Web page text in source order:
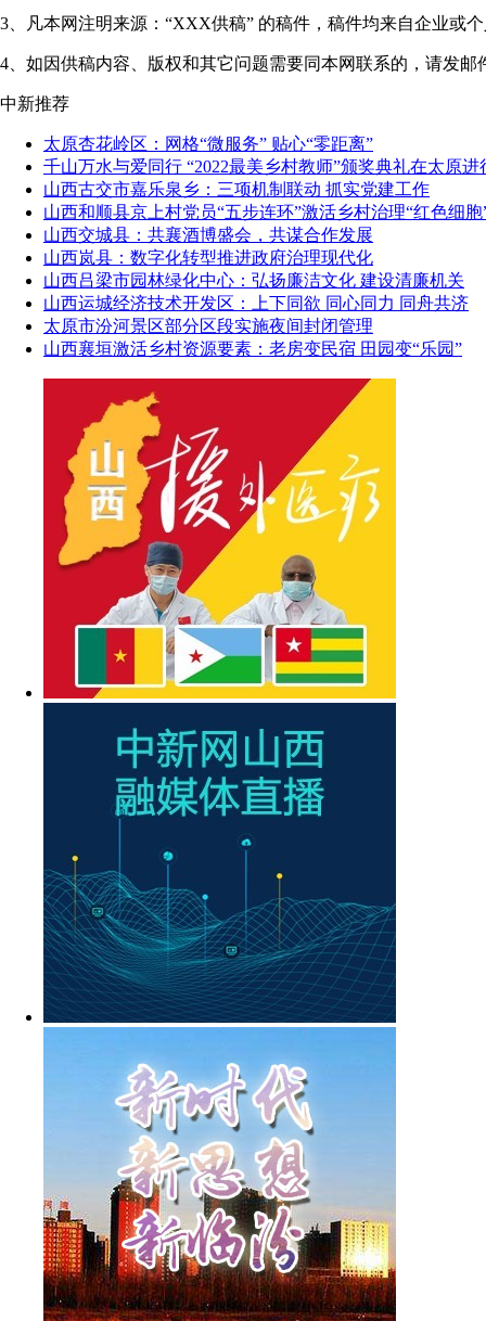
3、凡本网注明来源：“XXX供稿” 的稿件，稿件均来自企业或
4、如因供稿内容、版权和其它问题需要同本网联系的，请发邮
中新推荐
太原杏花岭区：网格“微服务” 贴心“零距离”
千山万水与爱同行 “2022最美乡村教师”颁奖典礼在太原进
山西古交市嘉乐泉乡：三项机制联动 抓实党建工作
山西和顺县京上村党员“五步连环”激活乡村治理“红色细胞
山西交城县：共襄酒博盛会，共谋合作发展
山西岚县：数字化转型推进政府治理现代化
山西吕梁市园林绿化中心：弘扬廉洁文化 建设清廉机关
山西运城经济技术开发区：上下同欲 同心同力 同舟共济
太原市汾河景区部分区段实施夜间封闭管理
山西襄垣激活乡村资源要素：老房变民宿 田园变“乐园”